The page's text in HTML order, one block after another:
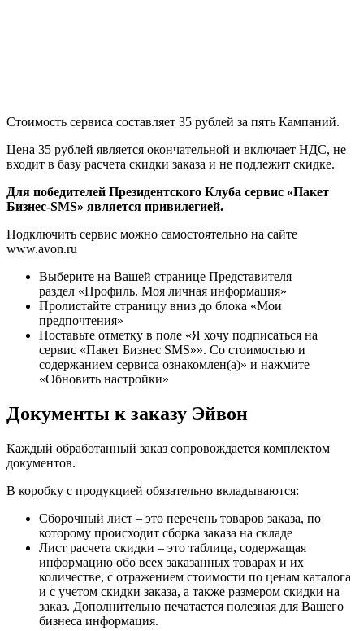
Стоимость сервиса составляет 35 рублей за пять Кампаний.
Цена 35 рублей является окончательной и включает НДС, не
входит в базу расчета скидки заказа и не подлежит скидке.
Для победителей Президентского Клуба сервис «Пакет
Бизнес-SMS» является привилегией.
Подключить сервис можно самостоятельно на сайте
www.avon.ru
Выберите на Вашей странице Представителя
раздел «Профиль. Моя личная информация»
Пролистайте страницу вниз до блока «Мои
предпочтения»
Поставьте отметку в поле «Я хочу подписаться на
сервис «Пакет Бизнес SMS»». Со стоимостью и
содержанием сервиса ознакомлен(а)» и нажмите
«Обновить настройки»
Документы к заказу Эйвон
Каждый обработанный заказ сопровождается комплектом
документов.
В коробку с продукцией обязательно вкладываются:
Сборочный лист – это перечень товаров заказа, по
которому происходит сборка заказа на складе
Лист расчета скидки – это таблица, содержащая
информацию обо всех заказанных товарах и их
количестве, с отражением стоимости по ценам каталога
и с учетом скидки заказа, а также размером скидки на
заказ. Дополнительно печатается полезная для Вашего
бизнеса информация.